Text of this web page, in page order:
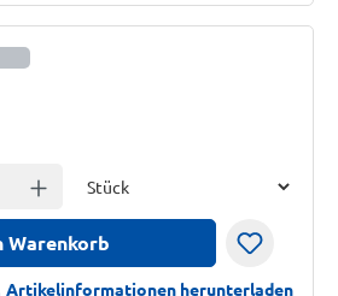
anzeigen
Anzahl erhöhen
Warenkorb
Artikelinformationen herunterladen